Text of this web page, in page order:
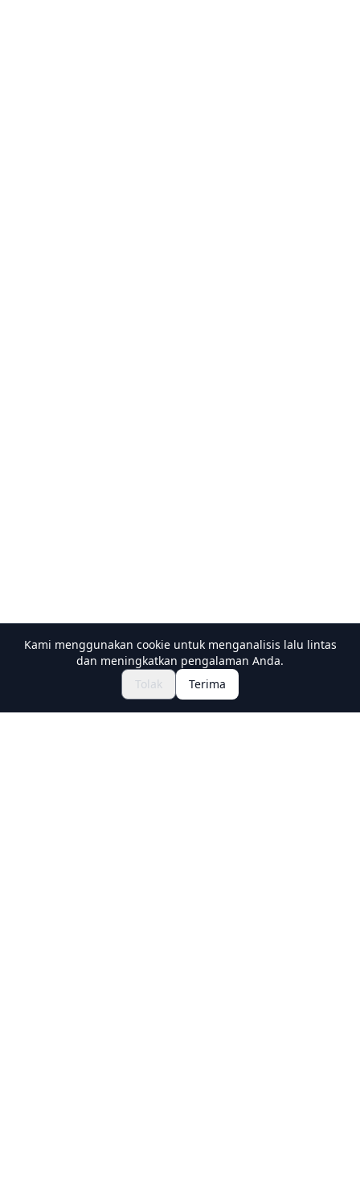
Tanyakan untuk Memesan
Kami menggunakan cookie untuk menganalisis lalu lintas
dan meningkatkan pengalaman Anda.
Tolak
Terima